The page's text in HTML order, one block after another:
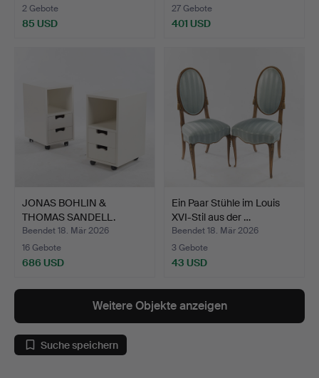
2 Gebote
85 USD
27 Gebote
401 USD
JONAS BOHLIN &
THOMAS SANDELL.
Nachttisch,…
Beendet 18. Mär 2026
16 Gebote
686 USD
Ein Paar Stühle im Louis
XVI-Stil aus der …
Beendet 18. Mär 2026
3 Gebote
43 USD
Weitere Objekte anzeigen
Suche speichern